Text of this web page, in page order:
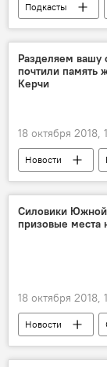
Подкасты
Разделяем вашу
почтили память
Керчи
18 октября 2018,
Новости
Силовики
призовые места
18 октября 2018,
Новости